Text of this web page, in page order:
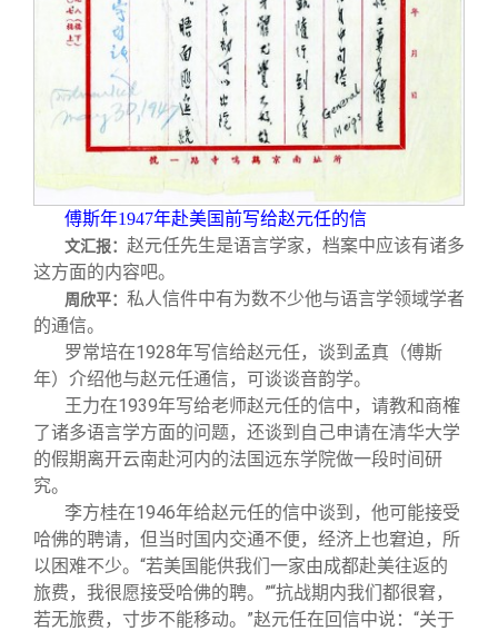
傅斯年1947年赴美国前写给赵元任的信
文汇报： 赵元任先生是语言学家，档案中应该有诸多
这方面的内容吧。
周欣平： 私人信件中有为数不少他与语言学领域学者
的通信。
罗常培在1928年写信给赵元任，谈到孟真（傅斯
年）介绍他与赵元任通信，可谈谈音韵学。
王力在1939年写给老师赵元任的信中，请教和商榷
了诸多语言学方面的问题，还谈到自己申请在清华大学
的假期离开云南赴河内的法国远东学院做一段时间研
究。
李方桂在1946年给赵元任的信中谈到，他可能接受
哈佛的聘请，但当时国内交通不便，经济上也窘迫，所
以困难不少。“若美国能供我们一家由成都赴美往返的
旅费，我很愿接受哈佛的聘。”“抗战期内我们都很窘，
若无旅费，寸步不能移动。”赵元任在回信中说：“关于